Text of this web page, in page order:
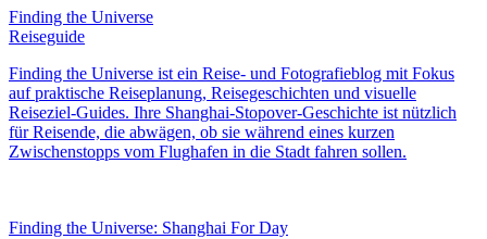
Finding the Universe
Reiseguide
Finding the Universe ist ein Reise- und Fotografieblog mit Fokus
auf praktische Reiseplanung, Reisegeschichten und visuelle
Reiseziel-Guides. Ihre Shanghai-Stopover-Geschichte ist nützlich
für Reisende, die abwägen, ob sie während eines kurzen
Zwischenstopps vom Flughafen in die Stadt fahren sollen.
Finding the Universe: Shanghai For Day